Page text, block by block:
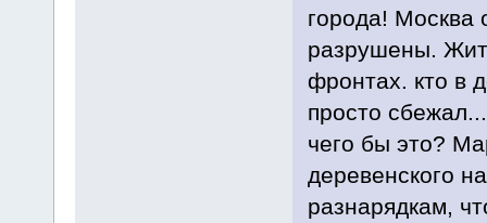
города! Москва
разрушены.
фронтах. кто в
просто
чего бы это?
деревенского
разнарядкам,